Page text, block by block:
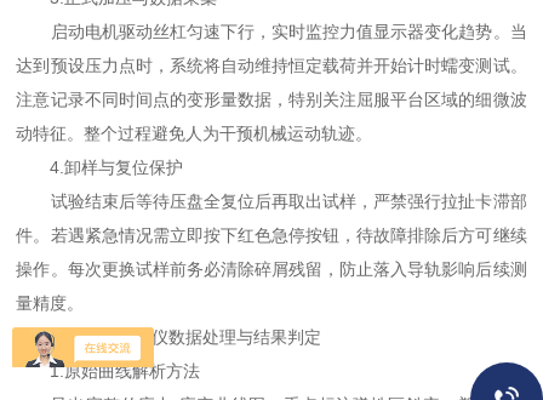
启动电机驱动丝杠匀速下行，实时监控力值显示器变化趋势。当
达到预设压力点时，系统将自动维持恒定载荷并开始计时蠕变测试。
注意记录不同时间点的变形量数据，特别关注屈服平台区域的细微波
动特征。整个过程避免人为干预机械运动轨迹。
4.卸样与复位保护
试验结束后等待压盘全复位后再取出试样，严禁强行拉扯卡滞部
件。若遇紧急情况需立即按下红色急停按钮，待故障排除后方可继续
操作。每次更换试样前务必清除碎屑残留，防止落入导轨影响后续测
量精度。
三、电子环压仪数据处理与结果判定
1.原始曲线解析方法